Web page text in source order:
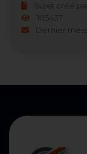
Sujet créé
105437
Dernier